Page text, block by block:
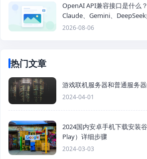
OpenAI API兼容接口是什么？
Claude、Gemini、
2026-08-06
热门文章
游戏联机服务器和普通服务
2024-04-01
2024国内安卓手机下载安装
Play）详细步骤
2024-03-03